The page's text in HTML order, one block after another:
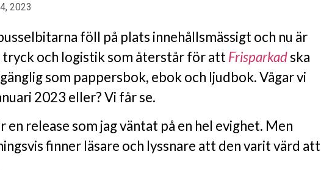
2023
föll på plats innehållsmässigt och nu är
och logistik som återstår för attFrisparkadska
som pappersbok, ebok och ljudbok. Vågar vi
2023 eller? Vi får se.
en release som jag väntat på en hel evighet. Men
finner läsare och lyssnare att den varit värd att